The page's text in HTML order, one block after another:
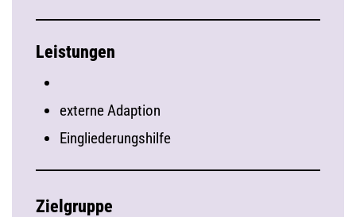
Leistungen
externe Adaption
Eingliederungshilfe
Zielgruppe